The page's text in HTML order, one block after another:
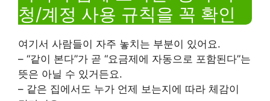
청/계정 사용 규칙을 꼭 확인
여기서 사람들이 자주 놓치는 부분이 있어요.
– “같이 본다”가 곧 “요금제에 자동으로 포함된다”는
뜻은 아닐 수 있거든요.
– 같은 집에서도 누가 언제 보는지에 따라 체감이